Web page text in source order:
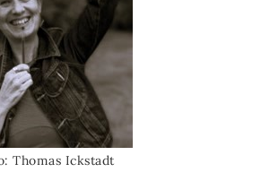
Thomas Ickstadt